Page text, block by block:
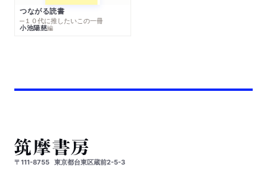
つながる読書
─１０代に推したいこの一冊
小池陽慈編
〒111-8755 東京都台東区蔵前2-5-3